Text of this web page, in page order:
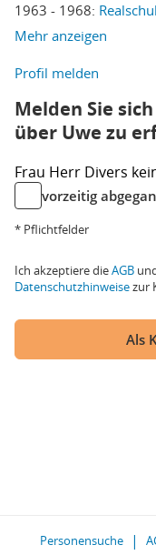
1963 - 1968:
Mehr anzeigen
Profil melden
Melden Sie
über Uwe zu
Frau Herr Divers
vorzeitig
* Pflichtfelder
Ich akzeptiere dieAGB
Datenschutzhinweisezur
Als
Personensuche